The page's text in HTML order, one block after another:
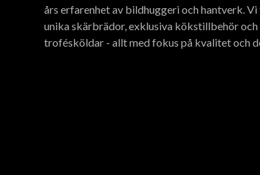
års erfarenhet av bildhuggeri och hantverk.
unika skärbrädor, exklusiva kökstillbehör
trofésköldar - allt med fokus på kvalitet och